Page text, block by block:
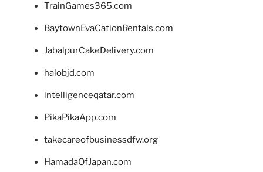
TrainGames365.com
BaytownEvaCationRentals.com
JabalpurCakeDelivery.com
halobjd.com
intelligenceqatar.com
PikaPikaApp.com
takecareofbusinessdfw.org
HamadaOfJapan.com